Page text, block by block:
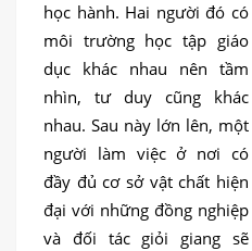
học hành. Hai người đó có
môi trường học tập giáo
dục khác nhau nên tầm
nhìn, tư duy cũng khác
nhau. Sau này lớn lên, một
người làm việc ở nơi có
đầy đủ cơ sở vật chất hiện
đại với những đồng nghiệp
và đối tác giỏi giang sẽ